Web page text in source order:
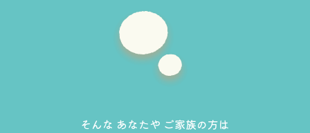
そんな あなたや ご家族の方は